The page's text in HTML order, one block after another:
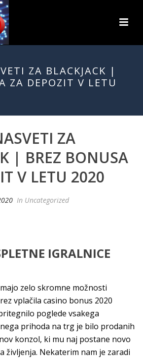
ZA BLACKJACK |
ZA DEPOZIT V LETU
ZA
| BREZ BONUSA
V LETU 2020
In Uncategorized
IGRALNICE
zelo skromne možnosti
vplačila casino bonus 2020
poglede vsakega
prihoda na trg je bilo prodanih
konzol, ki mu naj postane novo
življenja. Nekaterim nam je zaradi